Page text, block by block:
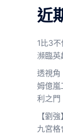
近
1比3
瀕臨英
透視角
姆億嵐
利之門
【劉
九宮